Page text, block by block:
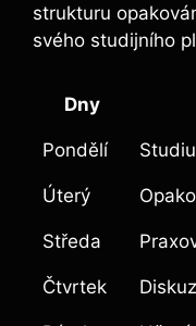
strukturu
svého studijního
Dny
Pondělí
Úterý
Středa
Čtvrtek